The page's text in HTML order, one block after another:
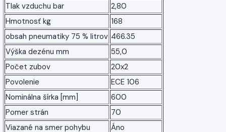
Tlak vzduchu bar
2,80
Hmotnosť kg
168
obsah pneumatiky 75 % litrov 466.35
Výška dezénu mm
55,0
Počet zubov
20x2
Povolenie
ECE 106
Nominálna šírka [mm]
600
Pomer strán
70
Viazané na smer pohybu
Áno